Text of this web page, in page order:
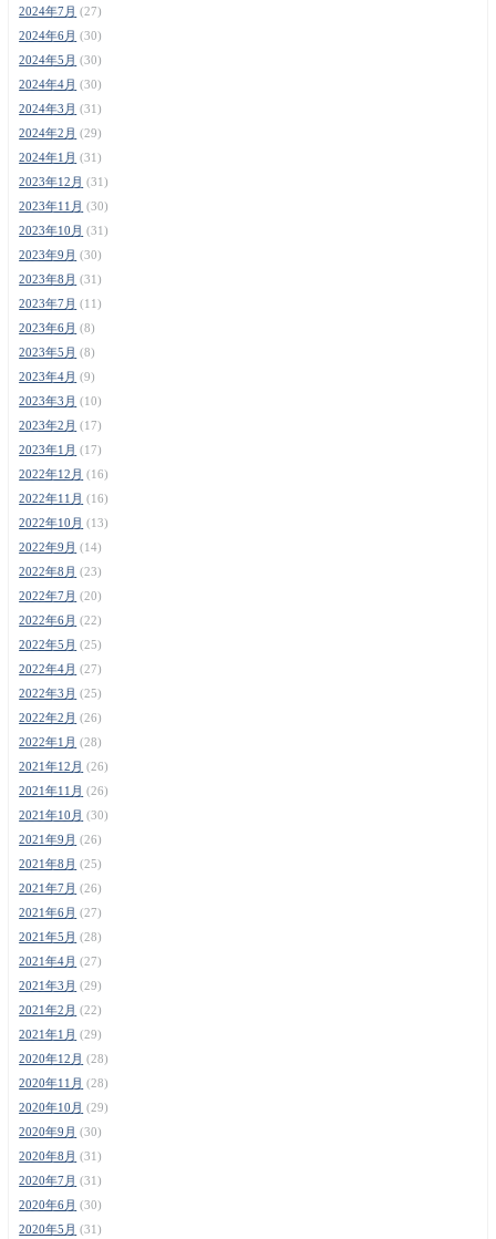
2024年7月 (27)
2024年6月 (30)
2024年5月 (30)
2024年4月 (30)
2024年3月 (31)
2024年2月 (29)
2024年1月 (31)
2023年12月 (31)
2023年11月 (30)
2023年10月 (31)
2023年9月 (30)
2023年8月 (31)
2023年7月 (11)
2023年6月 (8)
2023年5月 (8)
2023年4月 (9)
2023年3月 (10)
2023年2月 (17)
2023年1月 (17)
2022年12月 (16)
2022年11月 (16)
2022年10月 (13)
2022年9月 (14)
2022年8月 (23)
2022年7月 (20)
2022年6月 (22)
2022年5月 (25)
2022年4月 (27)
2022年3月 (25)
2022年2月 (26)
2022年1月 (28)
2021年12月 (26)
2021年11月 (26)
2021年10月 (30)
2021年9月 (26)
2021年8月 (25)
2021年7月 (26)
2021年6月 (27)
2021年5月 (28)
2021年4月 (27)
2021年3月 (29)
2021年2月 (22)
2021年1月 (29)
2020年12月 (28)
2020年11月 (28)
2020年10月 (29)
2020年9月 (30)
2020年8月 (31)
2020年7月 (31)
2020年6月 (30)
2020年5月 (31)